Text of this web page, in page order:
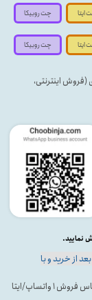
(فروش اینترنتی،
از خرید و با
در صورت نیاز به پیش فاکتور و پرداخت کارت به کارت با شماره کارشناس فروش ۱ واتساپ/ایتا
نمایید.
ایتا
ایتا
چت روبیکا
چت روبیکا